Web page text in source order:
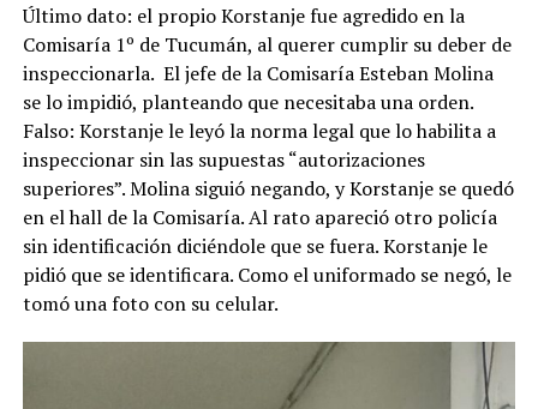
Último dato: el propio Korstanje fue agredido en la
Comisaría 1º de Tucumán, al querer cumplir su deber de
inspeccionarla. El jefe de la Comisaría Esteban Molina
se lo impidió, planteando que necesitaba una orden.
Falso: Korstanje le leyó la norma legal que lo habilita a
inspeccionar sin las supuestas “autorizaciones
superiores”. Molina siguió negando, y Korstanje se quedó
en el hall de la Comisaría. Al rato apareció otro policía
sin identificación diciéndole que se fuera. Korstanje le
pidió que se identificara. Como el uniformado se negó, le
tomó una foto con su celular.